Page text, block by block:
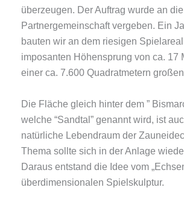
überzeugen. Der Auftrag wurde an die
Partnergemeinschaft vergeben. Ein
bauten wir an dem riesigen
imposanten Höhensprung von ca. 17
einer ca. 7.600 Quadratmetern
Die Fläche gleich hinter dem ”
welche “Sandtal” genannt wird, ist
natürliche Lebendraum der
Thema sollte sich in der Anlage
Daraus entstand die Idee vom
überdimensionalen Spielskulptur.